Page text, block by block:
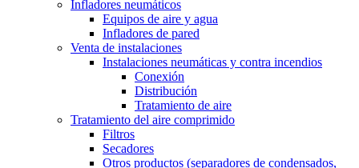
Infladores neumáticos
Equipos de aire y agua
Infladores de pared
Venta de instalaciones
Instalaciones neumáticas y contra incendios
Conexión
Distribución
Tratamiento de aire
Tratamiento del aire comprimido
Filtros
Secadores
Otros productos (separadores de condensados,